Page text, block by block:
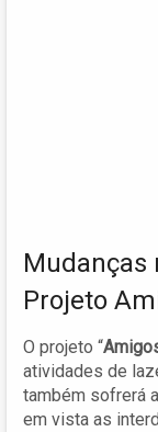
Mudanças
Projeto
O projeto “
atividades de
também sofrerá
em vista as